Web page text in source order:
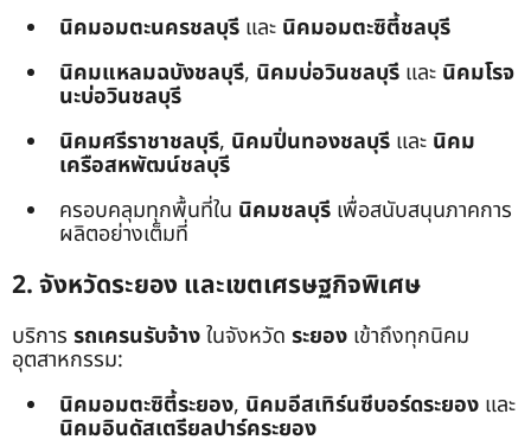
นิคมอมตะนครชลบุรี และ นิคมอมตะซิตี้ชลบุรี
นิคมแหลมฉบังชลบุรี, นิคมบ่อวินชลบุรี และ นิคมโรจ
นะบ่อวินชลบุรี
นิคมศรีราชาชลบุรี, นิคมปิ่นทองชลบุรี และ นิคม
เครือสหพัฒน์ชลบุรี
ครอบคลุมทุกพื้นที่ใน นิคมชลบุรี เพื่อสนับสนุนภาคการ
ผลิตอย่างเต็มที่
2. จังหวัดระยอง และเขตเศรษฐกิจพิเศษ
บริการ รถเครนรับจ้างในจังหวัด ระยอง เข้าถึงทุกนิคม
อุตสาหกรรม:
นิคมอมตะซิตี้ระยอง, นิคมอีสเทิร์นซีบอร์ดระยอง และ
นิคมอินดัสเตรียลปาร์คระยอง